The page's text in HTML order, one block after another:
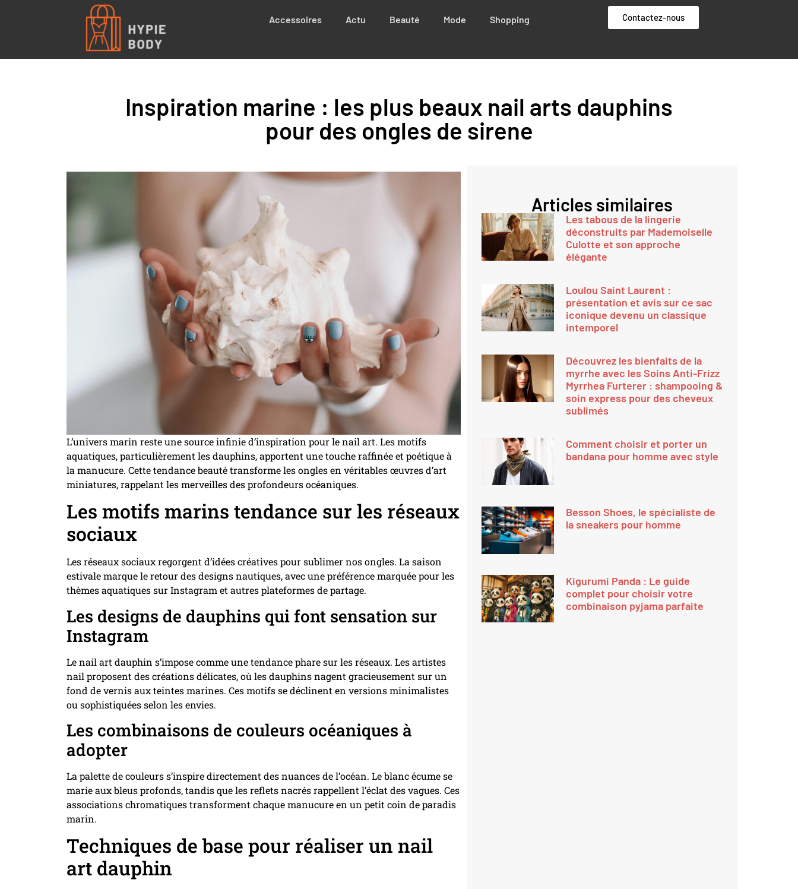
Accessoires Actu Beauté Mode Shopping Contactez-nous
Inspiration marine : les plus beaux nail arts dauphins
pour des ongles de sirene
Articles similaires
Les tabous de la lingerie
déconstruits par Mademoiselle
Culotte et son approche
élégante
Loulou Saint Laurent :
présentation et avis sur ce sac
iconique devenu un classique
intemporel
Découvrez les bienfaits de la
myrrhe avec les Soins Anti-Frizz
Myrrhea Furterer : shampooing &
soin express pour des cheveux
sublimés
Comment choisir et porter un
bandana pour homme avec style
Besson Shoes, le spécialiste de
la sneakers pour homme
Kigurumi Panda : Le guide
complet pour choisir votre
combinaison pyjama parfaite
L’univers marin reste une source infinie d’inspiration pour le nail art. Les motifs
aquatiques, particulièrement les dauphins, apportent une touche raffinée et poétique à
la manucure. Cette tendance beauté transforme les ongles en véritables œuvres d’art
miniatures, rappelant les merveilles des profondeurs océaniques.
Les motifs marins tendance sur les réseaux
sociaux
Les réseaux sociaux regorgent d’idées créatives pour sublimer nos ongles. La saison
estivale marque le retour des designs nautiques, avec une préférence marquée pour les
thèmes aquatiques sur Instagram et autres plateformes de partage.
Les designs de dauphins qui font sensation sur
Instagram
Le nail art dauphin s’impose comme une tendance phare sur les réseaux. Les artistes
nail proposent des créations délicates, où les dauphins nagent gracieusement sur un
fond de vernis aux teintes marines. Ces motifs se déclinent en versions minimalistes
ou sophistiquées selon les envies.
Les combinaisons de couleurs océaniques à
adopter
La palette de couleurs s’inspire directement des nuances de l’océan. Le blanc écume se
marie aux bleus profonds, tandis que les reflets nacrés rappellent l’éclat des vagues. Ces
associations chromatiques transforment chaque manucure en un petit coin de paradis
marin.
Techniques de base pour réaliser un nail
art dauphin